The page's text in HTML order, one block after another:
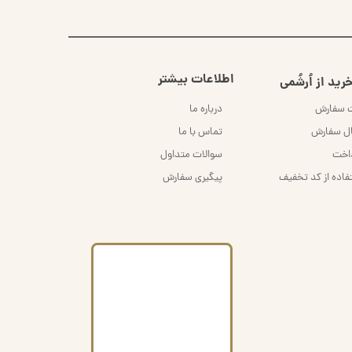
از اُرشُمی
سفارش
سفارش
از کد تخفیف
اطلاعات بیشتر
درباره ما
تماس با ما
سوالات متداول
پیگیری سفارش